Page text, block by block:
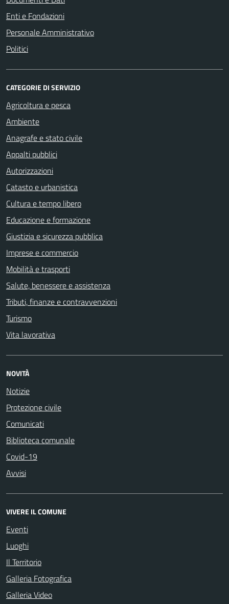
Enti e Fondazioni
Personale Amministrativo
Politici
CATEGORIE DI SERVIZIO
Agricoltura e pesca
Ambiente
Anagrafe e stato civile
Appalti pubblici
Autorizzazioni
Catasto e urbanistica
Cultura e tempo libero
Educazione e formazione
Giustizia e sicurezza pubblica
Imprese e commercio
Mobilità e trasporti
Salute, benessere e assistenza
Tributi, finanze e contravvenzioni
Turismo
Vita lavorativa
NOVITÀ
Notizie
Protezione civile
Comunicati
Biblioteca comunale
Covid-19
Avvisi
VIVERE IL COMUNE
Eventi
Luoghi
Il Territorio
Galleria Fotografica
Galleria Video